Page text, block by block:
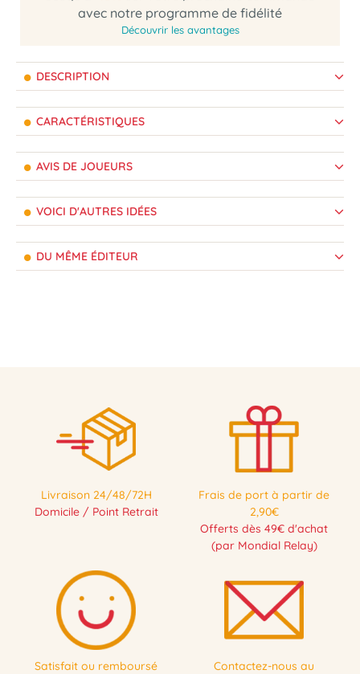
avec notre programme de fidélité
Découvrir les avantages
DESCRIPTION
CARACTÉRISTIQUES
AVIS DE JOUEURS
VOICI D'AUTRES IDÉES
DU MÊME ÉDITEUR
Livraison 24/48/72H
Domicile / Point Retrait
Frais de port à partir de
2,90€
Offerts dès 49€ d'achat
(par Mondial Relay)
Satisfait ou remboursé
Contactez-nous au